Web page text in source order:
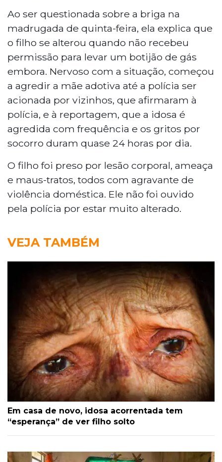
Ao ser questionada sobre a briga na
madrugada de quinta-feira, ela explica que
o filho se alterou quando não recebeu
permissão para levar um botijão de gás
embora. Nervoso com a situação, começou
a agredir a mãe adotiva até a polícia ser
acionada por vizinhos, que afirmaram à
polícia, e à reportagem, que a idosa é
agredida com frequência e os gritos por
socorro duram quase 24 horas por dia.
O filho foi preso por lesão corporal, ameaça
e maus-tratos, todos com agravante de
violência doméstica. Ele não foi ouvido
pela polícia por estar muito alterado.
VEJA TAMBÉM
Em casa de novo, idosa acorrentada tem
“esperança” de ver filho solto